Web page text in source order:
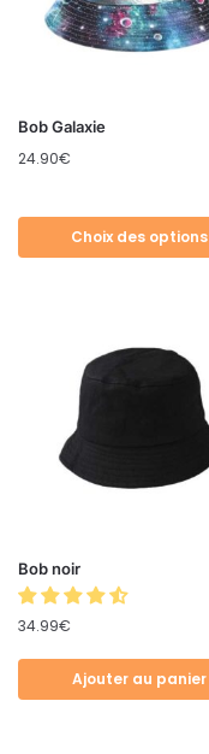
Bob Galaxie
24.90€
Choix des options
Bob noir
34.99€
Ajouter au panier